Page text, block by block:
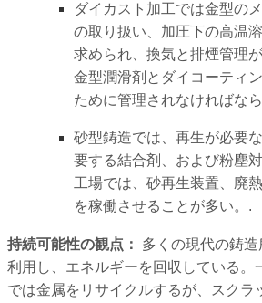
ダイカスト加工では金型の
の取り扱い、加圧下の高温
求められ、換気と排煙管理
金型潤滑剤とダイコーティ
ために管理されなければな
砂型鋳造では、再生が必要
要する結合剤、および粉塵
工場では、砂再生装置、廃
を稼働させることが多い。.
持続可能性の観点：
多くの現代の鋳
利用し、エネルギーを回収している。
では金属をリサイクルするが、スクラ